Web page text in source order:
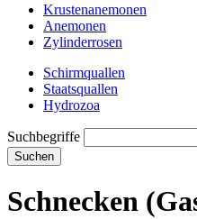
Krustenanemonen
Anemonen
Zylinderrosen
Schirmquallen
Staatsquallen
Hydrozoa
Suchbegriffe
Suchen
Schnecken